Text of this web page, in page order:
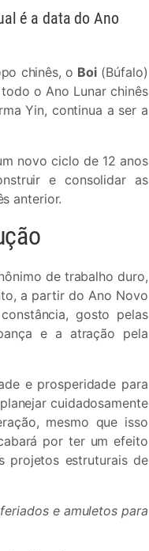
é a data do Ano
chinês, o Boi (Búfalo)
o Ano Lunar chinês
Yin, continua a ser a
novo ciclo de 12 anos
e consolidar as
anterior.
de trabalho duro,
a partir do Ano Novo
gosto pelas
e a atração pela
e prosperidade para
cuidadosamente
mesmo que isso
por ter um efeito
projetos estruturais de
e amuletos para